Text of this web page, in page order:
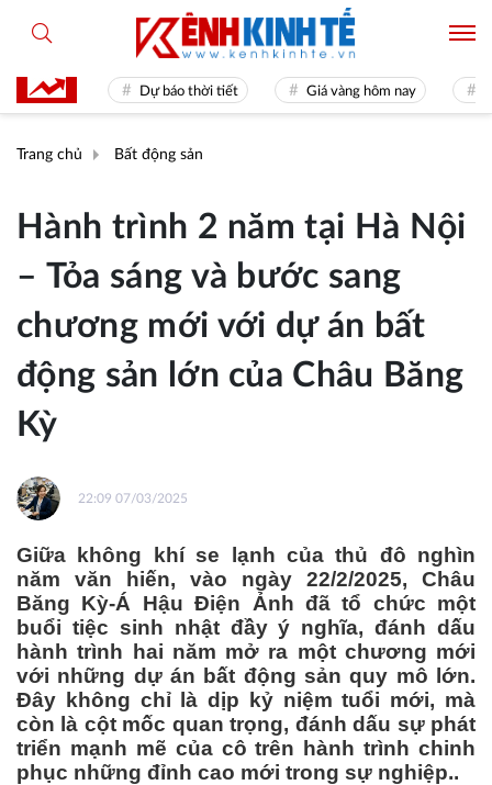
Dự báo thời tiết Giá vàng hôm nay Hiền tài
Trang chủ Bất động sản
Hành trình 2 năm tại Hà Nội
– Tỏa sáng và bước sang
chương mới với dự án bất
động sản lớn của Châu Băng
Kỳ
22:09 07/03/2025
Giữa không khí se lạnh của thủ đô nghìn
năm văn hiến, vào ngày 22/2/2025, Châu
Băng Kỳ-Á Hậu Điện Ảnh đã tổ chức một
buổi tiệc sinh nhật đầy ý nghĩa, đánh dấu
hành trình hai năm mở ra một chương mới
với những dự án bất động sản quy mô lớn.
Đây không chỉ là dịp kỷ niệm tuổi mới, mà
còn là cột mốc quan trọng, đánh dấu sự phát
triển mạnh mẽ của cô trên hành trình chinh
phục những đỉnh cao mới trong sự nghiệp..